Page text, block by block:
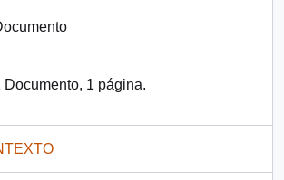
Documento, 1 página.